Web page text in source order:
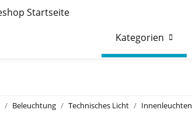
Kategorien
Beleuchtung Technisches Licht Innenleuchten